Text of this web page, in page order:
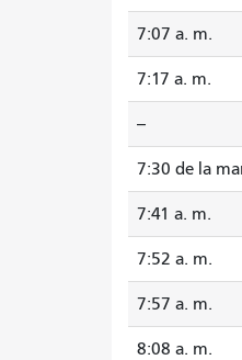
7:07 a. m.
7:17 a. m.
--
7:30 de la
7:41 a. m.
7:52 a. m.
7:57 a. m.
8:08 a. m.